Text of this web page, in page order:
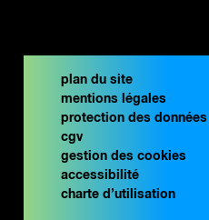
plan du site
mentions légales
protection des données
cgv
gestion des cookies
accessibilité
charte d’utilisation